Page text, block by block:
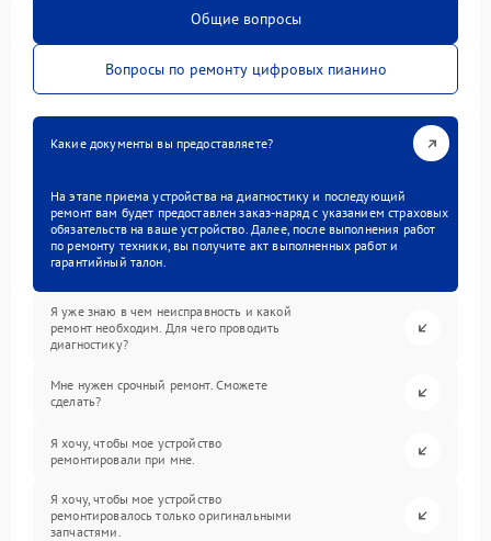
Общие вопросы
Вопросы по ремонту цифровых пианино
Какие документы вы предоставляете?
На этапе приема устройства на диагностику и последующий
ремонт вам будет предоставлен заказ-наряд с указанием страховых
обязательств на ваше устройство. Далее, после выполнения работ
по ремонту техники, вы получите акт выполненных работ и
гарантийный талон.
Я уже знаю в чем неисправность и какой
ремонт необходим. Для чего проводить
диагностику?
Мне нужен срочный ремонт. Сможете
сделать?
Я хочу, чтобы мое устройство
ремонтировали при мне.
Я хочу, чтобы мое устройство
ремонтировалось только оригинальными
запчастями.